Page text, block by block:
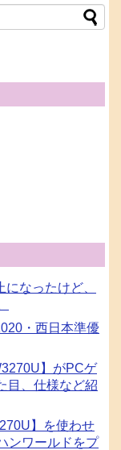
なったけど、
・西日本準優
】がPCゲ
目、仕様など紹
】を使わせ
ンワールドをプ